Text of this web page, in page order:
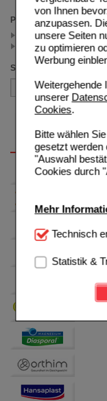
von Ihnen
anzupassen.
unsere Seiten
zu optimieren
Werbung
Weitergehende
unserer
Cookies.
Bitte wählen
gesetzt werden
"Auswahl
Cookies durch
Mehr
Technisch
Website
Kundenkonto),
werden kann.
beispielsweise
Besuchers oder
anzupassen.
auch auf Ihre
anzuzeigen
Technisch
Statistik &
Preis
< 12.50 (2)
>= 12.50 (1)
Sortieren nach